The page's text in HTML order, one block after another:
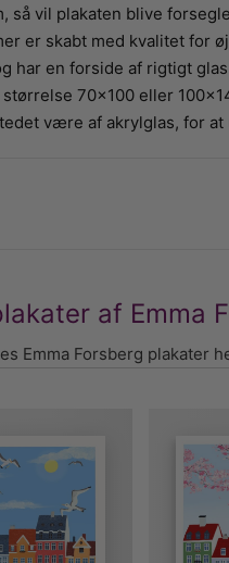
så vil plakaten blive
er skabt med kvalitet for
har en forside af rigtigt
70×100 eller
være af akrylglas, for at
af Emma
Emma Forsberg plakater